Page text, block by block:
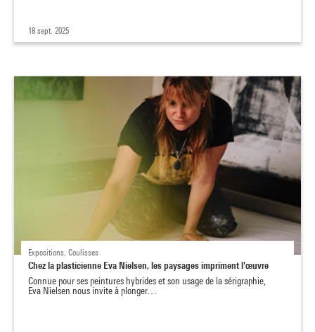
18 sept. 2025
Expositions, Coulisses
Chez la plasticienne Eva Nielsen, les paysages impriment l'œuvre
Connue pour ses peintures hybrides et son usage de la sérigraphie,
Eva Nielsen nous invite à plonger…